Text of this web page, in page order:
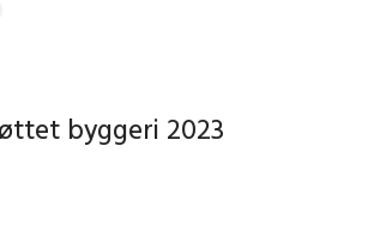
byggeri 2023